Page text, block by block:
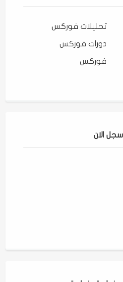
تحليلات فوركس
دورات فوركس
فوركس
الان